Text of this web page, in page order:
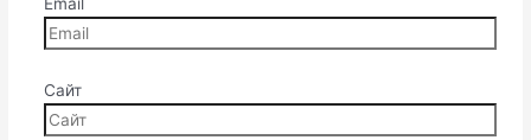
Сайт